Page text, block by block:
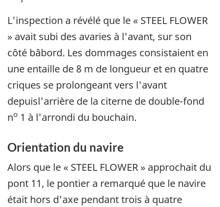
L'inspection a révélé que le « STEEL FLOWER
» avait subi des avaries à l'avant, sur son
côté bâbord. Les dommages consistaient en
une entaille de 8 m de longueur et en quatre
criques se prolongeant vers l'avant
depuisl'arrière de la citerne de double-fond
no 1 à l'arrondi du bouchain.
Orientation du navire
Alors que le « STEEL FLOWER » approchait du
pont 11, le pontier a remarqué que le navire
était hors d'axe pendant trois à quatre